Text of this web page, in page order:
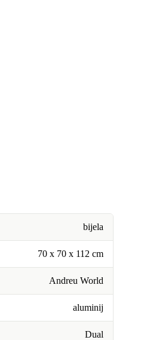
bijela
70 x 70 x 112 cm
Andreu World
aluminij
Dual